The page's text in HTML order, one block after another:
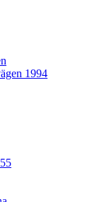
1994